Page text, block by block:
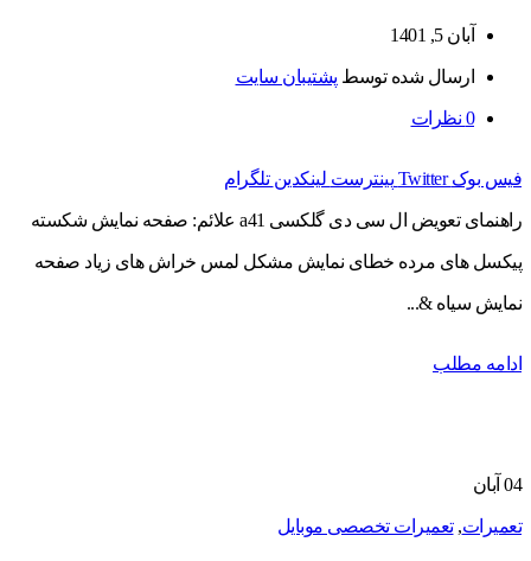
آبان 5, 1401
ارسال شده توسط پشتیبان سایت
0 نظرات
فیس بوک Twitter پینترست لینکدین تلگرام
راهنمای تعویض ال سی دی گلکسی a41 علائم: صفحه نمایش شکسته
پیکسل های مرده خطای نمایش مشکل لمس خراش های زیاد صفحه
نمایش سیاه &...
ادامه مطلب
04 آبان
تعمیرات,تعمیرات تخصصی موبایل